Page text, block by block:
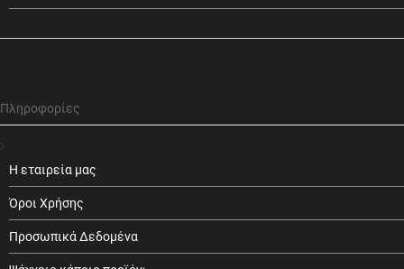
Πληροφορίες
Η εταιρεία μας
Όροι Χρήσης
Προσωπικά Δεδομένα